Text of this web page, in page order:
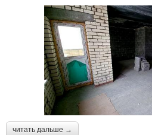
читать дальше →